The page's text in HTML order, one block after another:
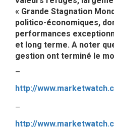
« Grande Stagnation
politico-économiques,
performances
et long terme. A noter
gestion ont terminé le
–
–